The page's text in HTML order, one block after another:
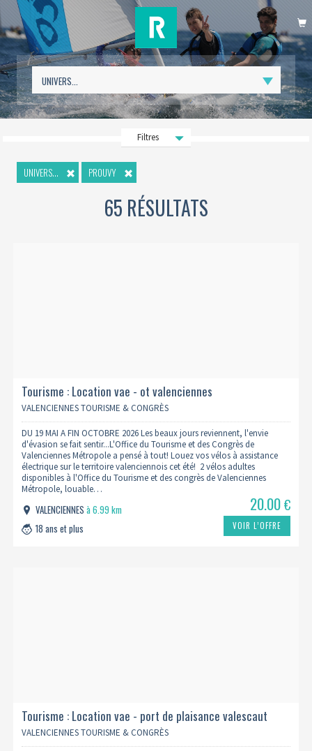
Filtres
UNIVERS... PROUVY
65 RÉSULTATS
Tourisme : Location vae - ot valenciennes
VALENCIENNES TOURISME & CONGRÈS
DU 19 MAI A FIN OCTOBRE 2026 Les beaux jours reviennent, l'envie
d'évasion se fait sentir...L'Office du Tourisme et des Congrès de
Valenciennes Métropole a pensé à tout! Louez vos vélos à assistance
électrique sur le territoire valenciennois cet été! 2 vélos adultes
disponibles à l'Office du Tourisme et des congrès de Valenciennes
Métropole, louable…
VALENCIENNESà 6.99 km
18 ans et plus
20.00€
VOIR L’OFFRE
Tourisme : Location vae - port de plaisance valescaut
VALENCIENNES TOURISME & CONGRÈS